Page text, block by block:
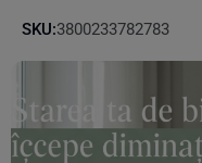
SKU:3800233782783